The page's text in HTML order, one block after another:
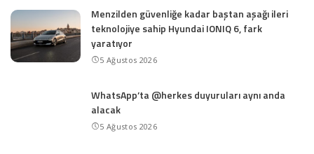
Menzilden güvenliğe kadar baştan aşağı ileri
teknolojiye sahip Hyundai IONIQ 6, fark
yaratıyor
5 Ağustos 2026
WhatsApp’ta @herkes duyuruları aynı anda
alacak
5 Ağustos 2026